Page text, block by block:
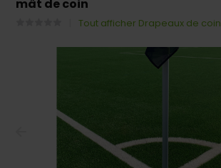
mât de coin
Tout afficher Drapeaux de coin